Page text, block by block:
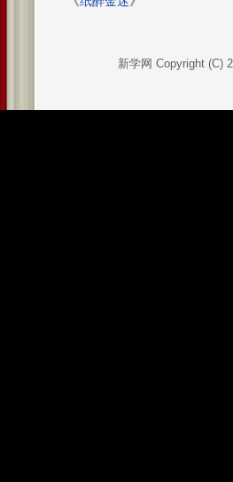
新学网 Copyright (C)